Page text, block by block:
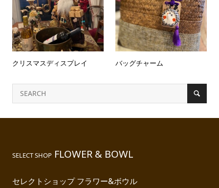
クリスマスディスプレイ バッグチャーム
SELECT SHOP FLOWER & BOWL
セレクトショップ フラワー&ボウル